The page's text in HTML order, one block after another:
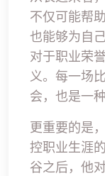
不仅可能帮
也能够为自
对于职业荣
义。每一场
会，也是一
更重要的是
控职业生涯
谷之后，他